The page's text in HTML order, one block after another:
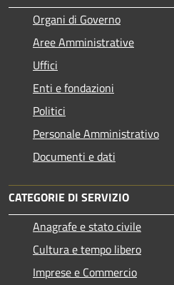
Organi di Governo
Aree Amministrative
Uffici
Enti e fondazioni
Politici
Personale Amministrativo
Documenti e dati
CATEGORIE DI SERVIZIO
Anagrafe e stato civile
Cultura e tempo libero
Imprese e Commercio